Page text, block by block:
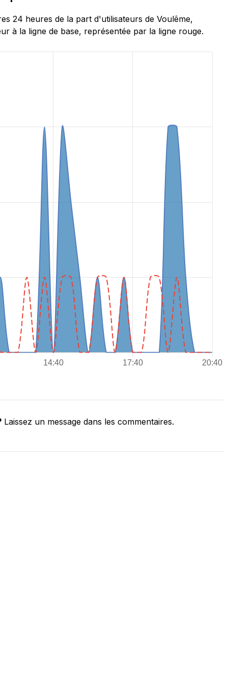
24 heures de la part d'utilisateurs de Voulême,
à la ligne de base, représentée par la ligne rouge.
Laissez un message dans les commentaires.